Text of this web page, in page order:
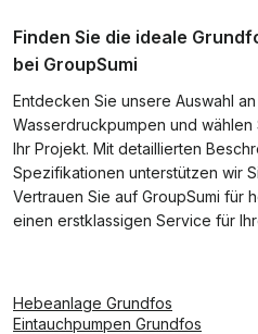
Finden Sie die ideale
bei GroupSumi
Entdecken Sie unsere Auswahl
Wasserdruckpumpen und
Ihr Projekt. Mit detaillierten
Spezifikationen unterstützen wir
Vertrauen Sie auf GroupSumi für
einen erstklassigen Service für
Hebeanlage Grundfos
Eintauchpumpen Grundfos